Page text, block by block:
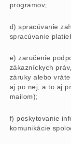
programov;
d) spracúvanie
spracúvanie
e) zaručenie
zákazníckych
záruky alebo
aj po nej, a to aj
mailom);
f) poskytovanie
komunikácie